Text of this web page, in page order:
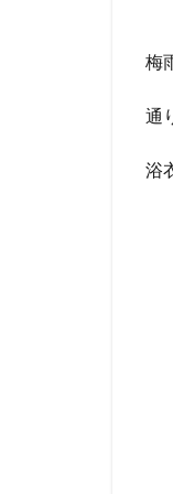
梅
通
浴